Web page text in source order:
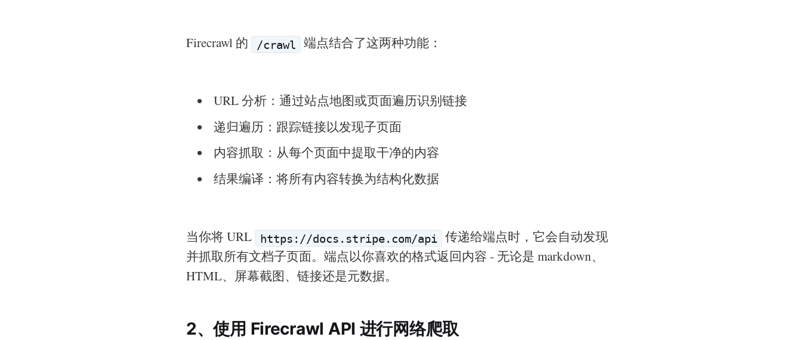
Firecrawl 的 /crawl 端点结合了这两种功能：
URL 分析：通过站点地图或页面遍历识别链接
递归遍历：跟踪链接以发现子页面
内容抓取：从每个页面中提取干净的内容
结果编译：将所有内容转换为结构化数据
当你将 URL https://docs.stripe.com/api
传递给端点时，它会自动发现
并抓取所有文档子页面。端点以你喜欢的格式返回内容 - 无论是 markdown、
HTML、屏幕截图、链接还是元数据。
2、使用 Firecrawl API 进行网络爬取